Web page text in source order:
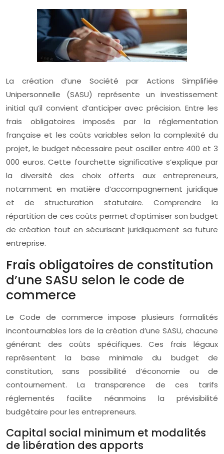
La création d’une Société par Actions Simplifiée
Unipersonnelle (SASU) représente un investissement
initial qu’il convient d’anticiper avec précision. Entre les
frais obligatoires imposés par la réglementation
française et les coûts variables selon la complexité du
projet, le budget nécessaire peut osciller entre 400 et 3
000 euros. Cette fourchette significative s’explique par
la diversité des choix offerts aux entrepreneurs,
notamment en matière d’accompagnement juridique
et de structuration statutaire. Comprendre la
répartition de ces coûts permet d’optimiser son budget
de création tout en sécurisant juridiquement sa future
entreprise.
Frais obligatoires de constitution
d’une SASU selon le code de
commerce
Le Code de commerce impose plusieurs formalités
incontournables lors de la création d’une SASU, chacune
générant des coûts spécifiques. Ces frais légaux
représentent la base minimale du budget de
constitution, sans possibilité d’économie ou de
contournement. La transparence de ces tarifs
réglementés facilite néanmoins la prévisibilité
budgétaire pour les entrepreneurs.
Capital social minimum et modalités
de libération des apports